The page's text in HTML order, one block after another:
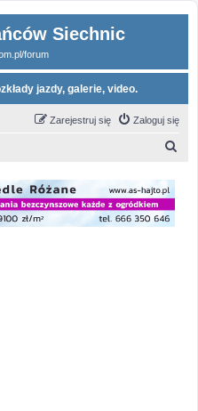
Siechnic
forum
jazdy, galerie, video.
Zaloguj się
Zarejestruj się